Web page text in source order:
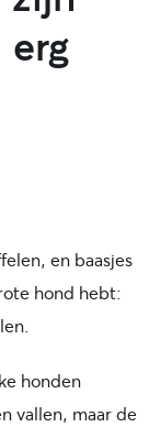
en baasjes
hond hebt:
honden
vallen, maar de